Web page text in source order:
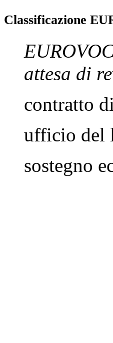
Classificazione
attesa di
contratto
ufficio del
sostegno